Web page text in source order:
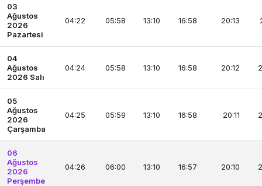
03
Ağustos
2026
Pazartesi
04:22 05:58 13:10 16:58 20:13
04
Ağustos
2026 Salı
04:24 05:58 13:10 16:58 20:12
05
Ağustos
2026
Çarşamba
04:25 05:59 13:10 16:58 20:11
06
Ağustos
2026
Perşembe
04:26 06:00 13:10 16:57 20:10